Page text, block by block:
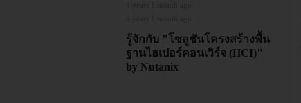
รู้จักกับ "โซลูชันโครงสร้างพื้น
ฐานไฮเปอร์คอนเวิร์จ (HCI)"
by Nutanix